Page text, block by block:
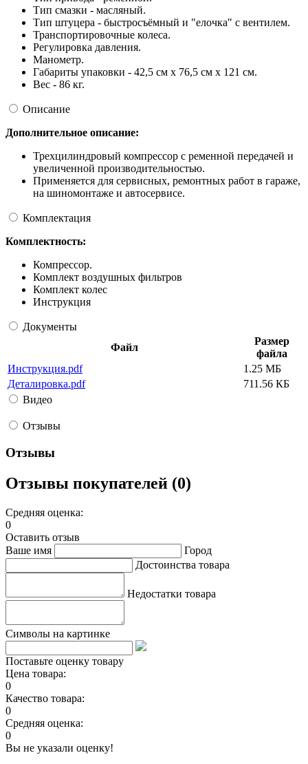
Тип смазки - масляный.
Тип штуцера - быстросъёмный и "елочка" с вентилем.
Транспортировочные колеса.
Регулировка давления.
Манометр.
Габариты упаковки - 42,5 см х 76,5 см х 121 см.
Вес - 86 кг.
Описание
Дополнительное описание:
Трехцилиндровый компрессор с ременной передачей и
увеличенной производительностью.
Применяется для сервисных, ремонтных работ в гараже,
на шиномонтаже и автосервисе.
Комплектация
Комплектность:
Компрессор.
Комплект воздушных фильтров
Комплект колес
Инструкция
Документы
Файл
Размер
файла
Инструкция.pdf
1.25 МБ
Деталировка.pdf
711.56 КБ
Видео
Отзывы
Отзывы
Отзывы покупателей (0)
Средняя оценка:
0
Оставить отзыв
Ваше имя
Город
Достоинства товара
Недостатки товара
Символы на картинке
Поставьте оценку товару
Цена товара:
0
Качество товара:
0
Средняя оценка:
0
Вы не указали оценку!